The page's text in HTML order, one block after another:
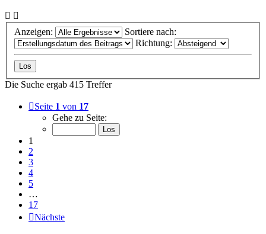
Anzeigen:
Sortiere nach:
Richtung:
Die Suche ergab 415 Treffer
Seite 1 von 17
Gehe zu Seite:
1
2
3
4
5
…
17
Nächste